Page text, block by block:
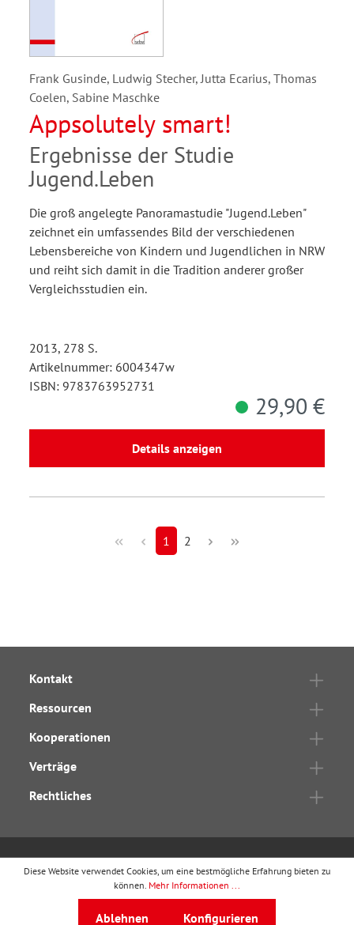
Frank Gusinde, Ludwig Stecher, Jutta Ecarius, Thomas
Coelen, Sabine Maschke
Appsolutely smart!
Ergebnisse der Studie
Jugend.Leben
Die groß angelegte Panoramastudie "Jugend.Leben"
zeichnet ein umfassendes Bild der verschiedenen
Lebensbereiche von Kindern und Jugendlichen in NRW
und reiht sich damit in die Tradition anderer großer
Vergleichsstudien ein.
2013, 278 S.
Artikelnummer: 6004347w
ISBN: 9783763952731
29,90 €
Details anzeigen
1 2
Kontakt
Ressourcen
Kooperationen
Verträge
Rechtliches
wbv Publikationist ein Geschäftsbereich vonwbv
Auf dem Esch 4 · 33619 Bielefeld · Telefon
Diese Website verwendet Cookies, um eine bestmögliche Erfahrung bieten zu
können. Mehr Informationen ...
Ablehnen Konfigurieren